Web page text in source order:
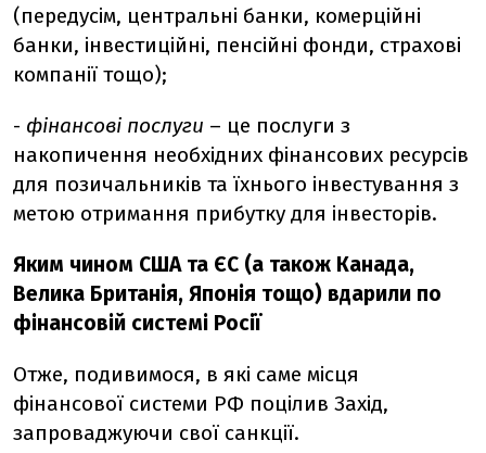
(передусім, центральні банки, комерційні
банки, інвестиційні, пенсійні фонди, страхові
компанії тощо);
- фінансові послуги – це послуги з
накопичення необхідних фінансових ресурсів
для позичальників та їхнього інвестування з
метою отримання прибутку для інвесторів.
Яким чином США та ЄС (а також Канада,
Велика Британія, Японія тощо) вдарили по
фінансовій системі Росії
Отже, подивимося, в які саме місця
фінансової системи РФ поцілив Захід,
запроваджуючи свої санкції.